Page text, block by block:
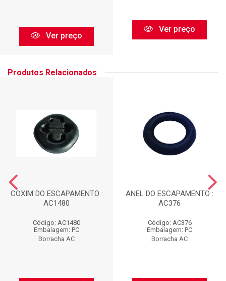
Ver preço
Ver preço
Produtos Relacionados
COXIM DO ESCAPAMENTO :
AC1480
Código: AC1480
Embalagem: PC
Borracha AC
ANEL DO ESCAPAMENTO :
AC376
Código: AC376
Embalagem: PC
Borracha AC